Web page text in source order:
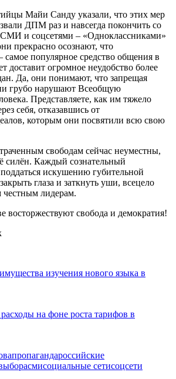
Майи Санду указали, что этих мер
ДПМ раз и навсегда покончить со
и соцсетями – «Одноклассниками»
прекрасно осознают, что
популярное средство общения в
доставит огромное неудобство более
Да, они понимают, что запрещая
грубо нарушают Всеобщую
Представляете, как им тяжело
себя, отказавшись от
которым они посвятили всю свою
свободам сейчас неуместны,
силён. Каждый сознательный
искушению губительной
глаза и заткнуть уши, всецело
лидерам.
восторжествуют свобода и демократия!
изучения нового языка в
на фоне роста тарифов в
пропагандароссийские
смисоциальные сетисоцсети